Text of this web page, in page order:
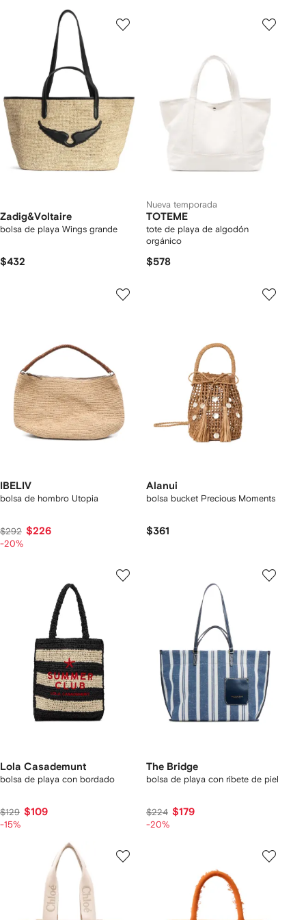
Zadig&Voltaire
bolsa de playa Wings grande
$432
Nueva temporada
TOTEME
tote de playa de algodón
orgánico
$578
IBELIV
bolsa de hombro Utopia
$292 $226
-20%
Alanui
bolsa bucket Precious Moments
$361
Lola Casademunt
bolsa de playa con bordado
$129 $109
-15%
The Bridge
bolsa de playa con ribete de piel
$224 $179
-20%